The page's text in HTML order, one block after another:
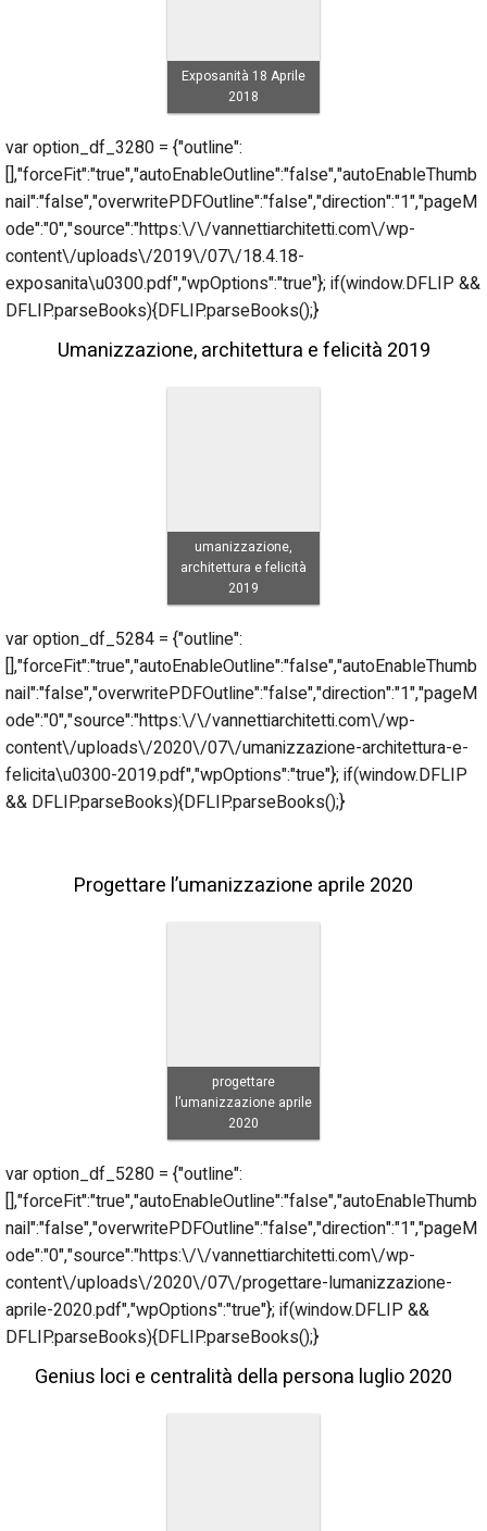
Exposanità 18 Aprile
2018
var option_df_3280 = {"outline":
[],"forceFit":"true","autoEnableOutline":"false","autoEnableThumb
nail":"false","overwritePDFOutline":"false","direction":"1","pageM
ode":"0","source":"https:\/\/vannettiarchitetti.com\/wp-
content\/uploads\/2019\/07\/18.4.18-
exposanita\u0300.pdf","wpOptions":"true"}; if(window.DFLIP &&
DFLIP.parseBooks){DFLIP.parseBooks();}
Umanizzazione, architettura e felicità 2019
umanizzazione,
architettura e felicità
2019
var option_df_5284 = {"outline":
[],"forceFit":"true","autoEnableOutline":"false","autoEnableThumb
nail":"false","overwritePDFOutline":"false","direction":"1","pageM
ode":"0","source":"https:\/\/vannettiarchitetti.com\/wp-
content\/uploads\/2020\/07\/umanizzazione-architettura-e-
felicita\u0300-2019.pdf","wpOptions":"true"}; if(window.DFLIP
&& DFLIP.parseBooks){DFLIP.parseBooks();}
Progettare l’umanizzazione aprile 2020
progettare
l’umanizzazione aprile
2020
var option_df_5280 = {"outline":
[],"forceFit":"true","autoEnableOutline":"false","autoEnableThumb
nail":"false","overwritePDFOutline":"false","direction":"1","pageM
ode":"0","source":"https:\/\/vannettiarchitetti.com\/wp-
content\/uploads\/2020\/07\/progettare-lumanizzazione-
aprile-2020.pdf","wpOptions":"true"}; if(window.DFLIP &&
DFLIP.parseBooks){DFLIP.parseBooks();}
Genius loci e centralità della persona luglio 2020